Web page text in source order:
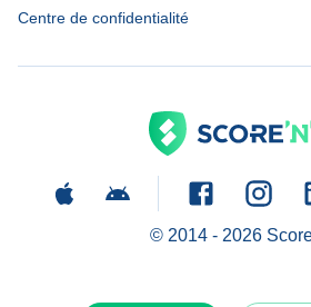
Centre de confidentialité
© 2014 - 2026